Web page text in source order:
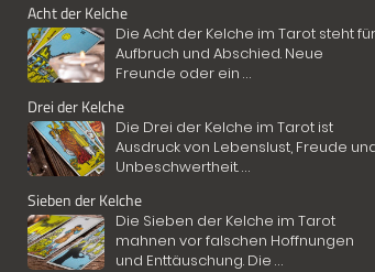
Acht der Kelche
Die Acht der Kelche im Tarot steht für
Aufbruch und Abschied. Neue
Freunde oder ein ...
Drei der Kelche
Die Drei der Kelche im Tarot ist
Ausdruck von Lebenslust, Freude
Unbeschwertheit....
Sieben der Kelche
Die Sieben der Kelche im Tarot
mahnen vor falschen Hoffnungen
und Enttäuschung. Die ...